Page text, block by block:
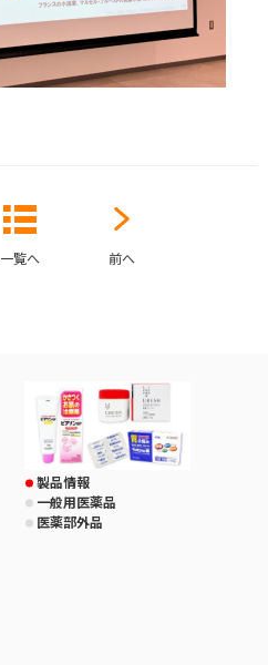
一覧へ 前へ
製品情報
一般用医薬品
医薬部外品